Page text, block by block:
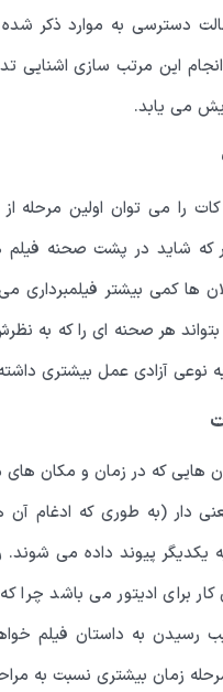
دسترسی به موارد ذکر
این مرتب سازی اشنایی
می یابد.
را می توان اولین مرحله
که شاید در پشت صحنه فیلم
ها کمی بیشتر فیلمبرداری
هر صحنه ای را که به
نوعی آزادی عمل بیشتری
هایی که در زمان و مکان
دار (به طوری که ادغام
یکدیگر پیوند داده می
برای ادیتور می باشد چرا
رسیدن به داستان فیلم
زمان بیشتری نسبت به